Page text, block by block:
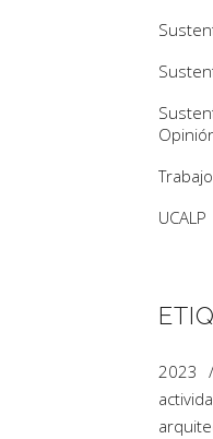
Trabajo
UCALP
2023